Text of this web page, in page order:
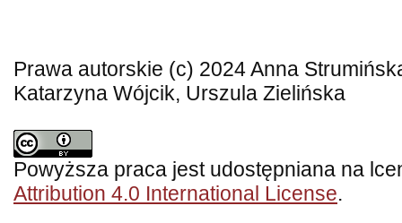
Prawa autorskie (c) 2024 Anna
Katarzyna Wójcik, Urszula Zielińska
Powyższa praca jest udostępniana na
Attribution 4.0 International License.